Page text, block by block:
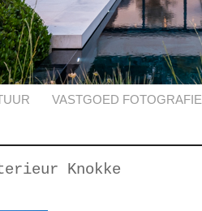
VASTGOED FOTOGRAFIE
Knokke